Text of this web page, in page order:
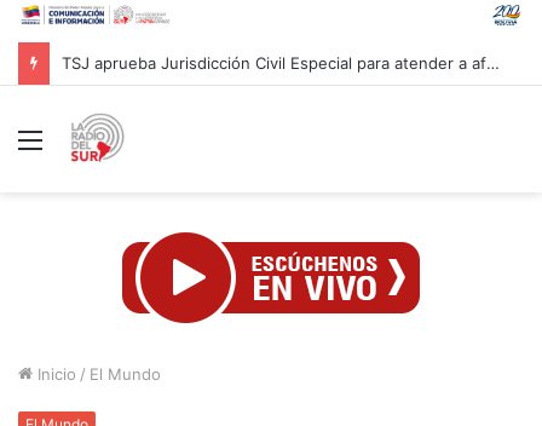
Lamentan salida de Chile del Movimiento de Países No Alineados
Menú
Inicio / El Mundo